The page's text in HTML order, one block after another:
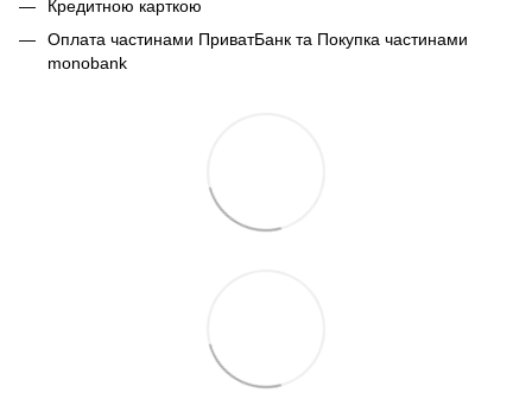
Кредитною карткою
Оплата частинами ПриватБанк та Покупка частинами
monobank